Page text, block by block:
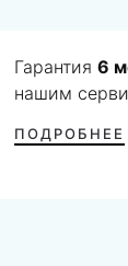
Гарантия6
нашим
ПОДРОБНЕЕ